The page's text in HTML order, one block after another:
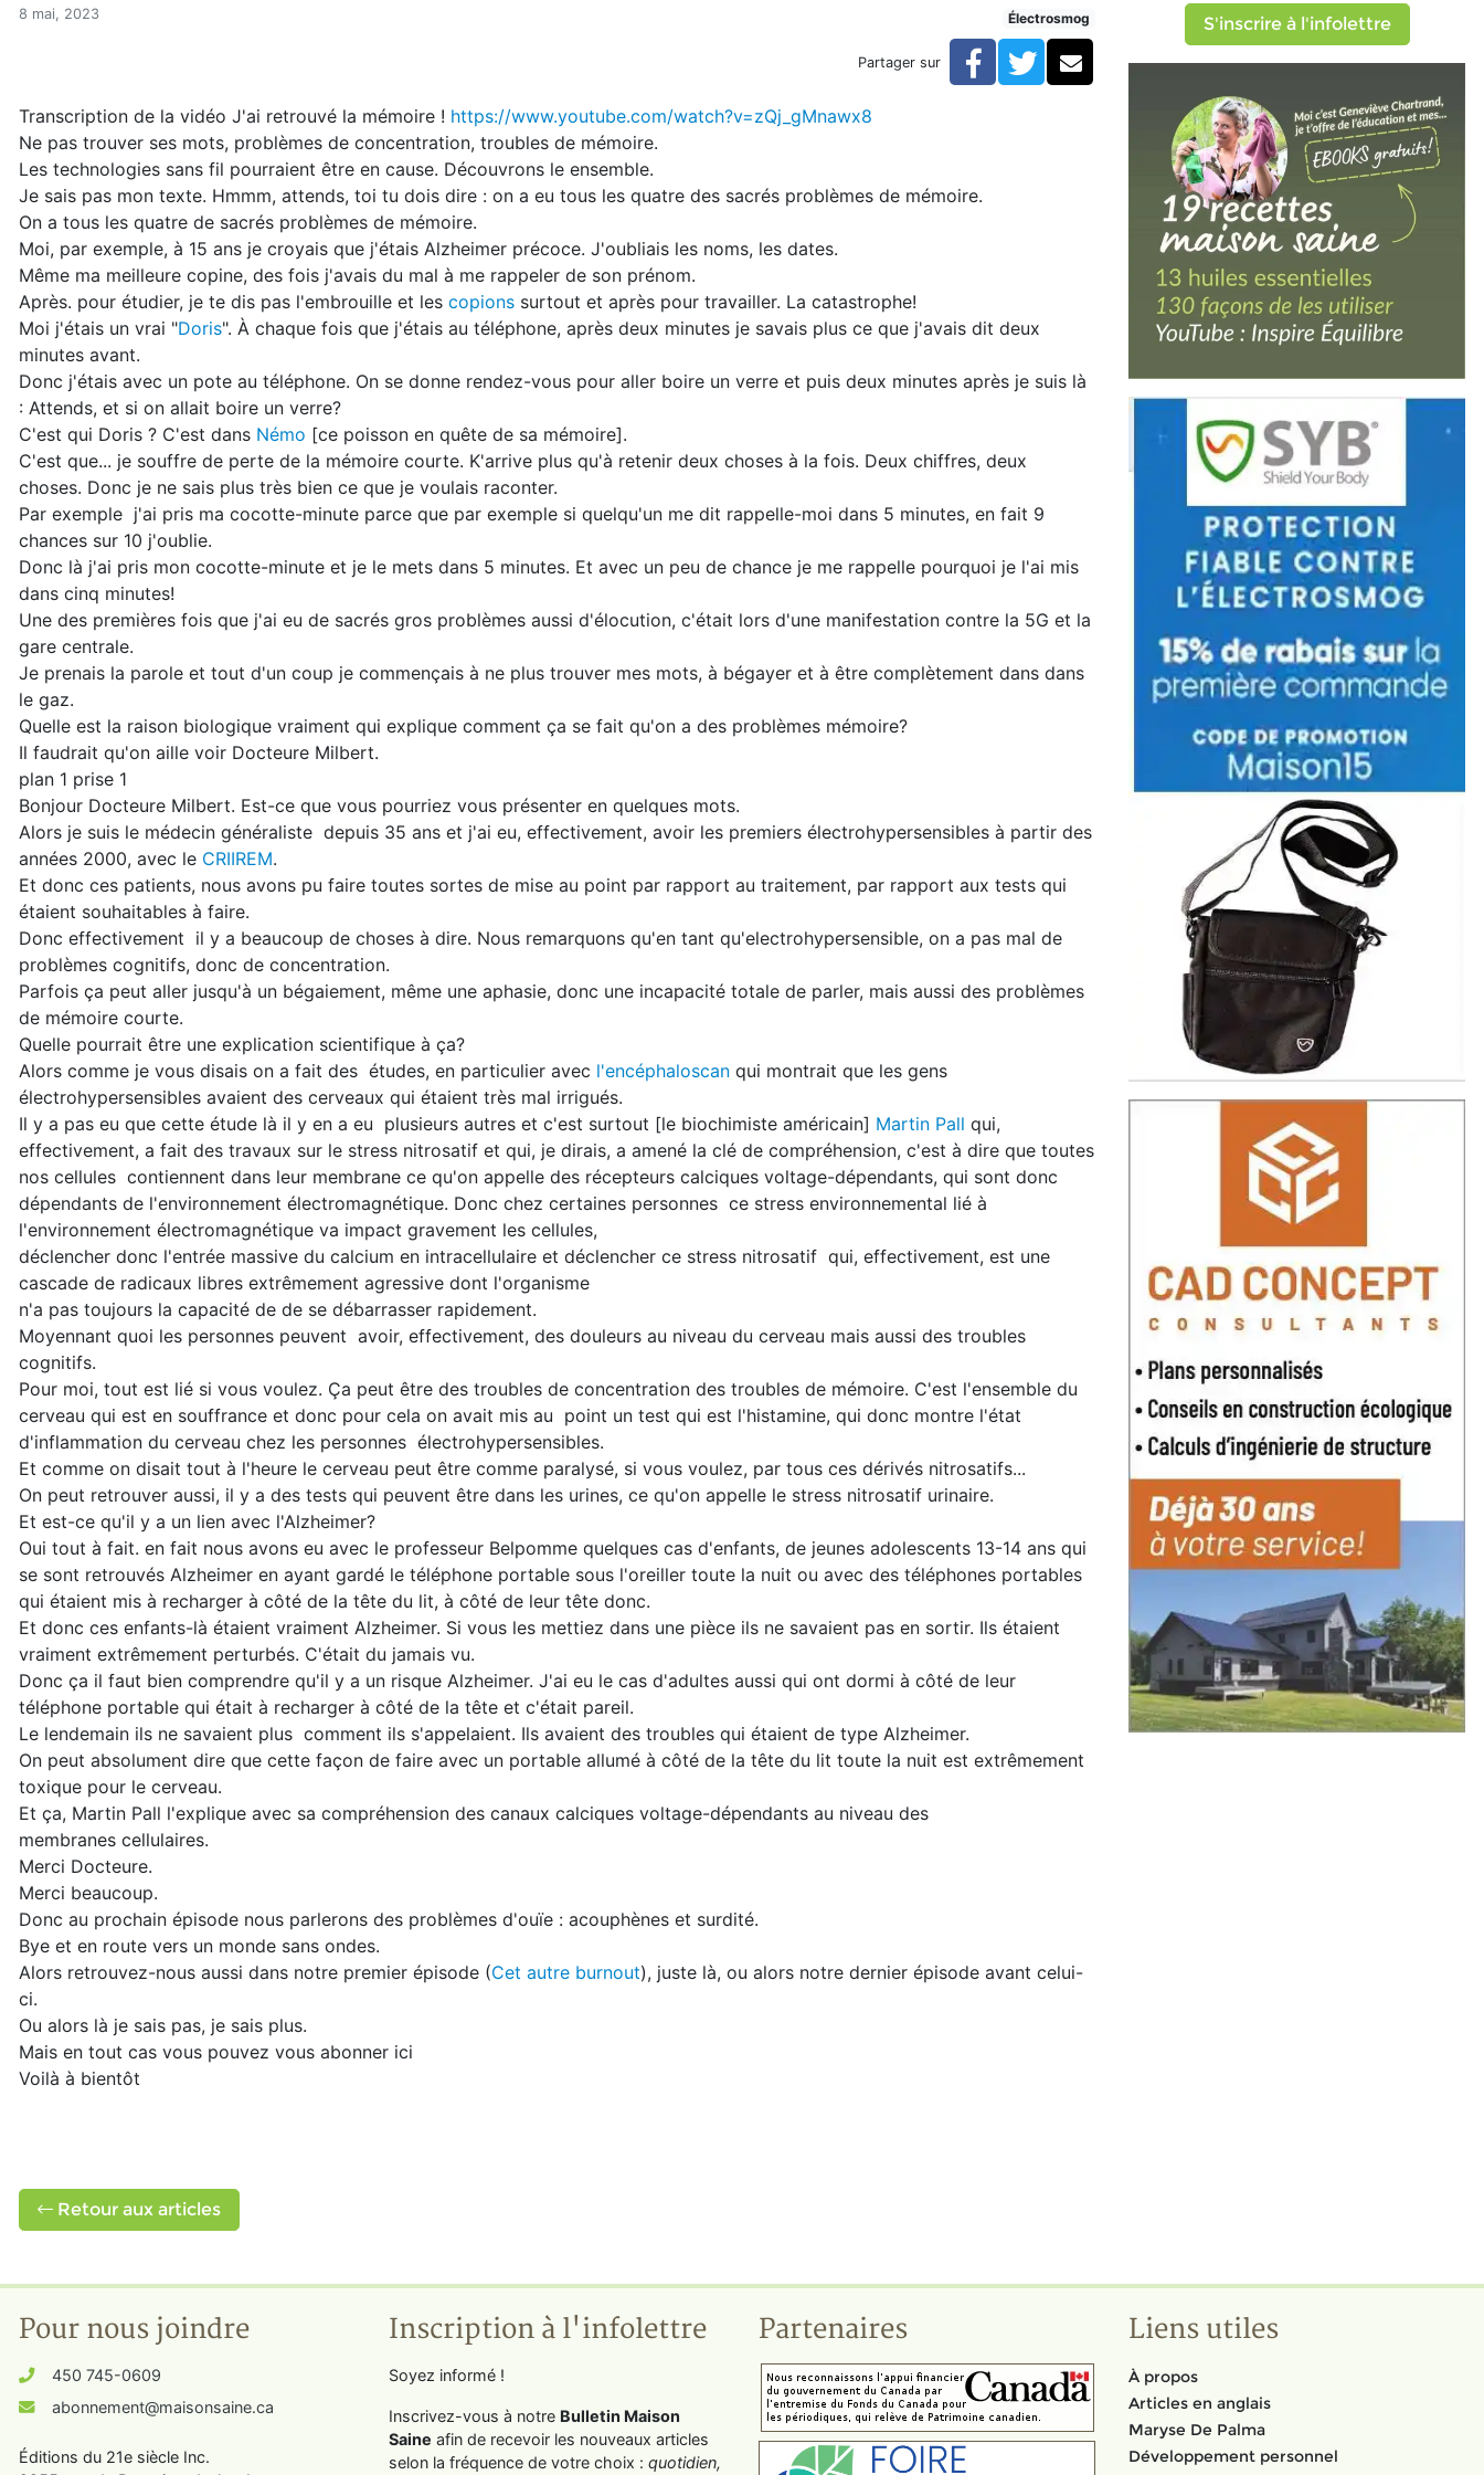
Accueil
J'ai retrouvé la mémoire!
8 mai, 2023 Électrosmog
Partager sur Facebook
TwitterCourriel
Transcription de la vidéo J'ai retrouvé la mémoire ! https://www.youtube.com/watch?v=zQj_gMnawx8
Ne pas trouver ses mots, problèmes de concentration, troubles de mémoire.
Les technologies sans fil pourraient être en cause. Découvrons le ensemble.
Je sais pas mon texte. Hmmm, attends, toi tu dois dire : on a eu tous les quatre des sacrés problèmes de mémoire.
On a tous les quatre de sacrés problèmes de mémoire.
Moi, par exemple, à 15 ans je croyais que j'étais Alzheimer précoce. J'oubliais les noms, les dates.
Même ma meilleure copine, des fois j'avais du mal à me rappeler de son prénom.
Après. pour étudier, je te dis pas l'embrouille et les copions surtout et après pour travailler. La catastrophe!
Moi j'étais un vrai "Doris". À chaque fois que j'étais au téléphone, après deux minutes je savais plus ce que j'avais dit deux
minutes avant.
Donc j'étais avec un pote au téléphone. On se donne rendez-vous pour aller boire un verre et puis deux minutes après je suis là
: Attends, et si on allait boire un verre?
C'est qui Doris ? C'est dans Némo [ce poisson en quête de sa mémoire].
C'est que... je souffre de perte de la mémoire courte. K'arrive plus qu'à retenir deux choses à la fois. Deux chiffres, deux
choses. Donc je ne sais plus très bien ce que je voulais raconter.
Par exemple j'ai pris ma cocotte-minute parce que par exemple si quelqu'un me dit rappelle-moi dans 5 minutes, en fait 9
chances sur 10 j'oublie.
Donc là j'ai pris mon cocotte-minute et je le mets dans 5 minutes. Et avec un peu de chance je me rappelle pourquoi je l'ai mis
dans cinq minutes!
Une des premières fois que j'ai eu de sacrés gros problèmes aussi d'élocution, c'était lors d'une manifestation contre la 5G et la
gare centrale.
Je prenais la parole et tout d'un coup je commençais à ne plus trouver mes mots, à bégayer et à être complètement dans dans
le gaz.
Quelle est la raison biologique vraiment qui explique comment ça se fait qu'on a des problèmes mémoire?
Il faudrait qu'on aille voir Docteure Milbert.
plan 1 prise 1
Bonjour Docteure Milbert. Est-ce que vous pourriez vous présenter en quelques mots.
Alors je suis le médecin généraliste depuis 35 ans et j'ai eu, effectivement, avoir les premiers électrohypersensibles à partir des
années 2000, avec le CRIIREM.
Et donc ces patients, nous avons pu faire toutes sortes de mise au point par rapport au traitement, par rapport aux tests qui
étaient souhaitables à faire.
Donc effectivement il y a beaucoup de choses à dire. Nous remarquons qu'en tant qu'electrohypersensible, on a pas mal de
problèmes cognitifs, donc de concentration.
Parfois ça peut aller jusqu'à un bégaiement, même une aphasie, donc une incapacité totale de parler, mais aussi des problèmes
de mémoire courte.
Quelle pourrait être une explication scientifique à ça?
Alors comme je vous disais on a fait des études, en particulier avec l'encéphaloscan qui montrait que les gens
électrohypersensibles avaient des cerveaux qui étaient très mal irrigués.
Il y a pas eu que cette étude là il y en a eu plusieurs autres et c'est surtout [le biochimiste américain] Martin Pall qui,
effectivement, a fait des travaux sur le stress nitrosatif et qui, je dirais, a amené la clé de compréhension, c'est à dire que toutes
nos cellules contiennent dans leur membrane ce qu'on appelle des récepteurs calciques voltage-dépendants, qui sont donc
dépendants de l'environnement électromagnétique. Donc chez certaines personnes ce stress environnemental lié à
l'environnement électromagnétique va impact gravement les cellules,
déclencher donc l'entrée massive du calcium en intracellulaire et déclencher ce stress nitrosatif qui, effectivement, est une
cascade de radicaux libres extrêmement agressive dont l'organisme
n'a pas toujours la capacité de de se débarrasser rapidement.
Moyennant quoi les personnes peuvent avoir, effectivement, des douleurs au niveau du cerveau mais aussi des troubles
cognitifs.
Pour moi, tout est lié si vous voulez. Ça peut être des troubles de concentration des troubles de mémoire. C'est l'ensemble du
cerveau qui est en souffrance et donc pour cela on avait mis au point un test qui est l'histamine, qui donc montre l'état
d'inflammation du cerveau chez les personnes électrohypersensibles.
Et comme on disait tout à l'heure le cerveau peut être comme paralysé, si vous voulez, par tous ces dérivés nitrosatifs...
On peut retrouver aussi, il y a des tests qui peuvent être dans les urines, ce qu'on appelle le stress nitrosatif urinaire.
Et est-ce qu'il y a un lien avec l'Alzheimer?
Oui tout à fait. en fait nous avons eu avec le professeur Belpomme quelques cas d'enfants, de jeunes adolescents 13-14 ans qui
se sont retrouvés Alzheimer en ayant gardé le téléphone portable sous l'oreiller toute la nuit ou avec des téléphones portables
qui étaient mis à recharger à côté de la tête du lit, à côté de leur tête donc.
Et donc ces enfants-là étaient vraiment Alzheimer. Si vous les mettiez dans une pièce ils ne savaient pas en sortir. Ils étaient
vraiment extrêmement perturbés. C'était du jamais vu.
Donc ça il faut bien comprendre qu'il y a un risque Alzheimer. J'ai eu le cas d'adultes aussi qui ont dormi à côté de leur
téléphone portable qui était à recharger à côté de la tête et c'était pareil.
Le lendemain ils ne savaient plus comment ils s'appelaient. Ils avaient des troubles qui étaient de type Alzheimer.
On peut absolument dire que cette façon de faire avec un portable allumé à côté de la tête du lit toute la nuit est extrêmement
toxique pour le cerveau.
Et ça, Martin Pall l'explique avec sa compréhension des canaux calciques voltage-dépendants au niveau des
membranes cellulaires.
Merci Docteure.
Merci beaucoup.
Donc au prochain épisode nous parlerons des problèmes d'ouïe : acouphènes et surdité.
Bye et en route vers un monde sans ondes.
Alors retrouvez-nous aussi dans notre premier épisode (Cet autre burnout), juste là, ou alors notre dernier épisode avant celui-
ci.
Ou alors là je sais pas, je sais plus.
Mais en tout cas vous pouvez vous abonner ici
Voilà à bientôt
Retour aux articles
S'inscrire à l'infolettre
Pour nous joindre
450 745-0609
abonnement@maisonsaine.ca
Éditions du 21e siècle Inc.
Inscription à l'infolettre
Soyez informé !
Inscrivez-vous à notre Bulletin Maison
Saine afin de recevoir les nouveaux articles
selon la fréquence de votre choix : quotidien,
Partenaires Liens utiles
À propos
Articles en anglais
Maryse De Palma
Développement personnel